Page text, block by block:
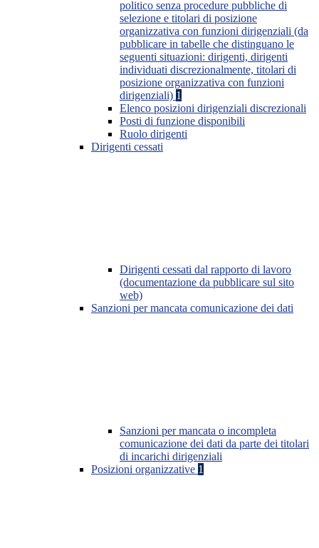
politico senza procedure pubbliche di
selezione e titolari di posizione
organizzativa con funzioni dirigenziali (da
pubblicare in tabelle che distinguano le
seguenti situazioni: dirigenti, dirigenti
individuati discrezionalmente, titolari di
posizione organizzativa con funzioni
dirigenziali) 1
Elenco posizioni dirigenziali discrezionali
Posti di funzione disponibili
Ruolo dirigenti
Dirigenti cessati
Dirigenti cessati dal rapporto di lavoro
(documentazione da pubblicare sul sito
web)
Sanzioni per mancata comunicazione dei dati
Sanzioni per mancata o incompleta
comunicazione dei dati da parte dei titolari
di incarichi dirigenziali
Posizioni organizzative 1